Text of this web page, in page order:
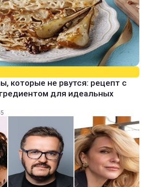
которые не рвутся: рецепт с
для идеальных